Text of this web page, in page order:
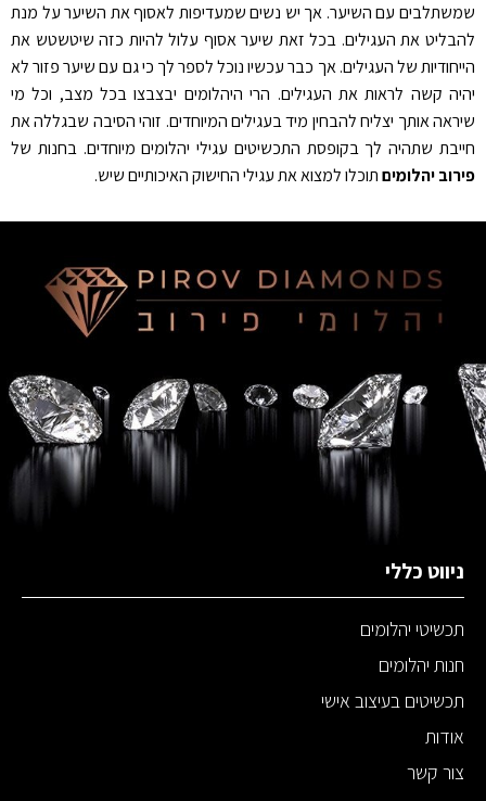
שמשתלבים עם השיער. אך יש נשים שמעדיפות לאסוף את השיער על מנת
להבליט את העגילים. בכל זאת שיער אסוף עלול להיות כזה שיטשטש את
הייחודיות של העגילים. אך כבר עכשיו נוכל לספר לך כי גם עם שיער פזור לא
יהיה קשה לראות את העגילים. הרי היהלומים יבצבצו בכל מצב, וכל מי
שיראה אותך יצליח להבחין מיד בעגילים המיוחדים. זוהי הסיבה שבגללה את
חייבת שתהיה לך בקופסת התכשיטים עגילי יהלומים מיוחדים. בחנות של
פירוב יהלומיםתוכלו למצוא את עגילי החישוק האיכותיים שיש.
ניווט כללי
תכשיטי יהלומים
חנות יהלומים
תכשיטים בעיצוב אישי
אודות
צור קשר